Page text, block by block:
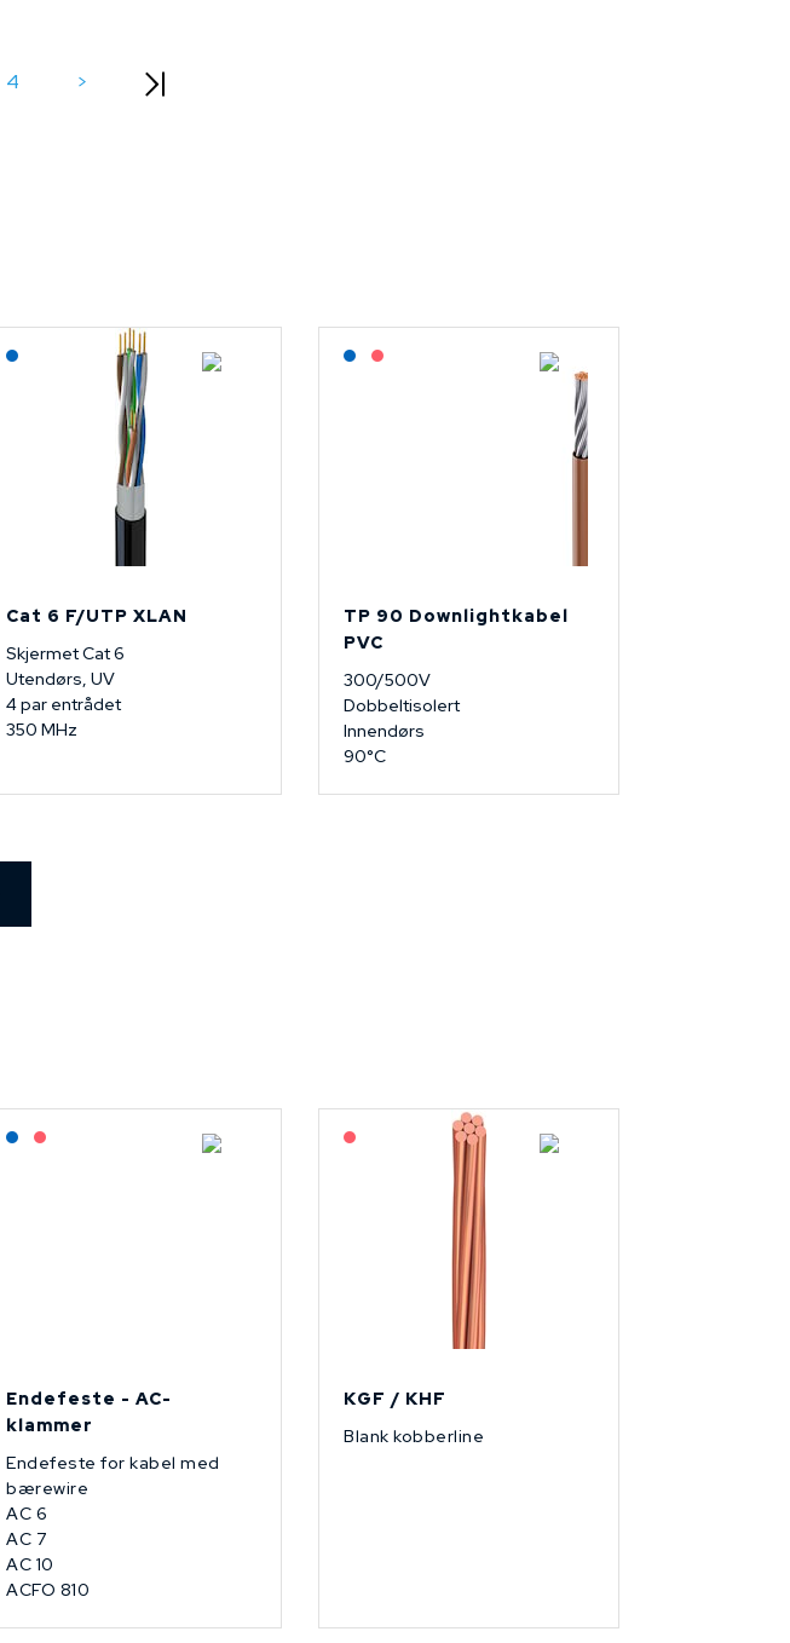
4 >
Lagerført: NEK Kabel
Cat 6 F/UTP XLAN
Skjermet Cat 6
Utendørs, UV
4 par entrådet
350 MHz
Lagerført: NEK Kabel
TP 90 Downlightkabel
PVC
300/500V
Dobbeltisolert
Innendørs
90°C
Lagerført: NEK Kabel
Endefeste - AC-
klammer
Endefeste for kabel med
bærewire
AC 6
AC 7
AC 10
ACFO 810
På forespørsel
KGF / KHF
Blank kobberline